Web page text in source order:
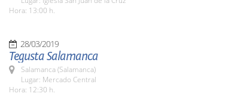
Hora: 13:00 h.
28/03/2019
Tegusta Salamanca
Salamanca (Salamanca)
Lugar: Mercado Central
Hora: 12:30 h.